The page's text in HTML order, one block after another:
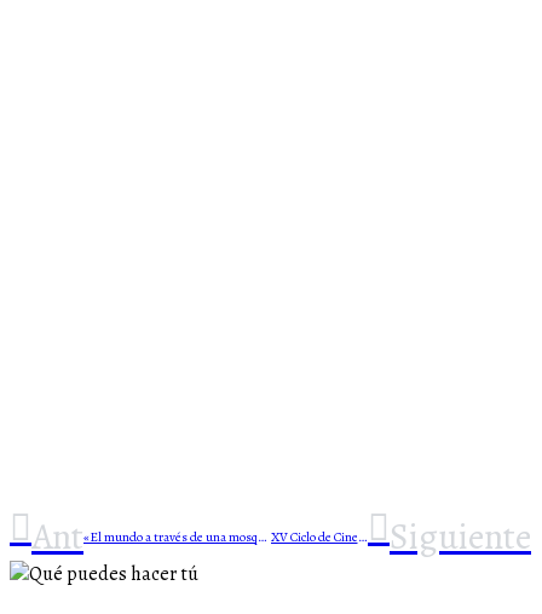
Ant «El mundo a través de una mosquitera». La Felguera (Asturias) XV Ciclo de Cine Africano (2025). O Ancoradouro do Tempo. Siguiente